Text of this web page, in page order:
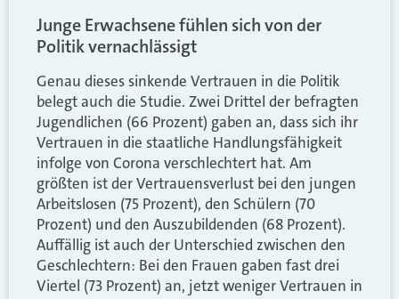
Junge Erwachsene fühlen sich von der
Politik vernachlässigt
Genau dieses sinkende Vertrauen in die Politik
belegt auch die Studie. Zwei Drittel der befragten
Jugendlichen (66 Prozent) gaben an, dass sich ihr
Vertrauen in die staatliche Handlungsfähigkeit
infolge von Corona verschlechtert hat. Am
größten ist der Vertrauensverlust bei den jungen
Arbeitslosen (75 Prozent), den Schülern (70
Prozent) und den Auszubildenden (68 Prozent).
Auffällig ist auch der Unterschied zwischen den
Geschlechtern: Bei den Frauen gaben fast drei
Viertel (73 Prozent) an, jetzt weniger Vertrauen in